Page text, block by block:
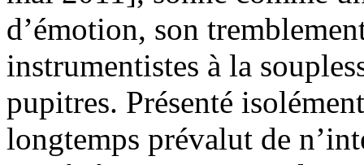
d’émotion, son
instrumentistes à la
pupitres. Présenté
longtemps prévalut de